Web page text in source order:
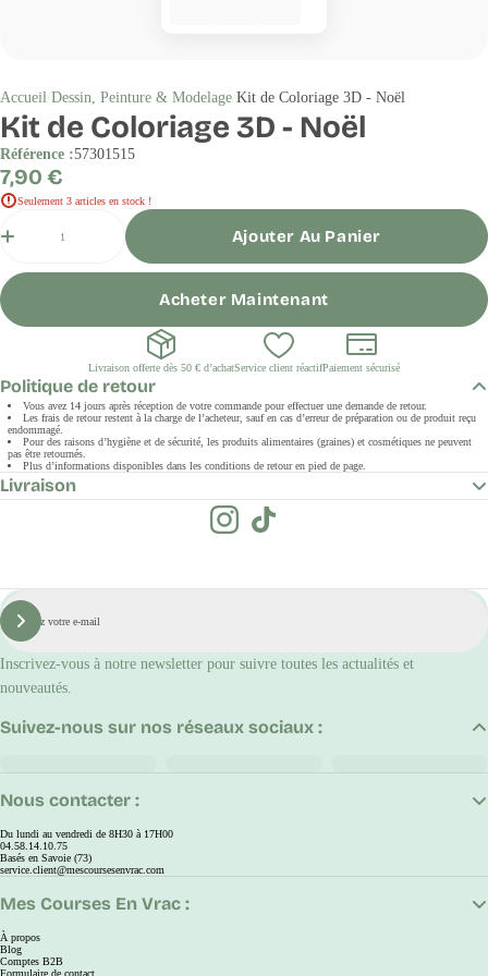
Accueil Dessin, Peinture & Modelage Kit de Coloriage 3D - Noël
Kit de Coloriage 3D - Noël
Référence :57301515
Prix
régulier
7,90 €
Seulement 3 articles en stock !
Ajouter Au Panier
Acheter Maintenant
Livraison offerte dès 50 € d’achatService client réactifPaiement sécurisé
Politique de retour
Vous avez 14 jours après réception de votre commande pour effectuer une demande de retour.
Les frais de retour restent à la charge de l’acheteur, sauf en cas d’erreur de préparation ou de produit reçu
endommagé.
Pour des raisons d’hygiène et de sécurité, les produits alimentaires (graines) et cosmétiques ne peuvent
pas être retournés.
Plus d’informations disponibles dans les conditions de retour en pied de page.
Livraison
E-
mail
S'inscrire
Inscrivez-vous à notre newsletter pour suivre toutes les actualités et
nouveautés.
Nous contacter :
Du lundi au vendredi de 8H30 à 17H00
04.58.14.10.75
Basés en Savoie (73)
service.client@mescoursesenvrac.com
Mes Courses En Vrac :
À propos
Blog
Comptes B2B
Formulaire de contact
Suivez-nous sur nos réseaux sociaux :